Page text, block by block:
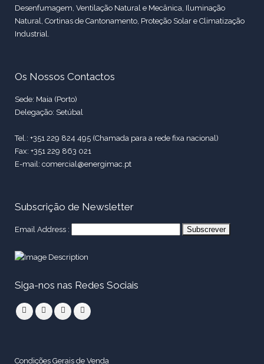
Desenfumagem, Ventilação Natural e Mecânica, Iluminação
Natural, Cortinas de Cantonamento, Proteção Solar e Climatização
Industrial.
Os Nossos Contactos
Sede: Maia (Porto)
Delegação: Setúbal
Tel.: +351 229 824 495 (Chamada para a rede fixa nacional)
Fax: +351 229 863 021
E-mail: comercial@energimac.pt
Subscrição de Newsletter
Email Address :
Siga-nos nas Redes Sociais
Condições Gerais de Venda